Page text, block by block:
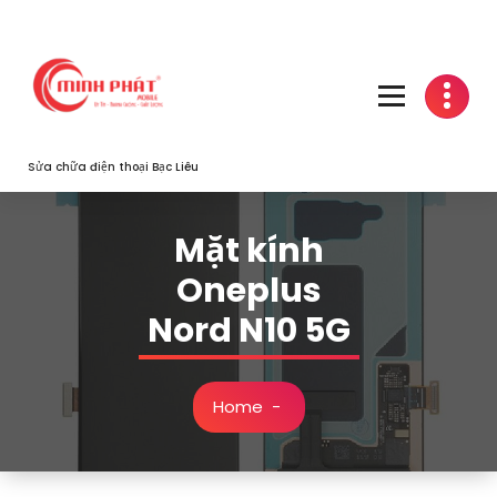
content
Sửa chữa điện thoại Bạc Liêu
Mặt kính
Oneplus
Nord N10 5G
Home -